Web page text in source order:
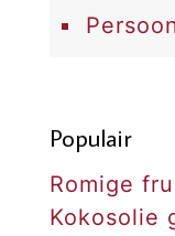
Populair
Romige
Kokosolie